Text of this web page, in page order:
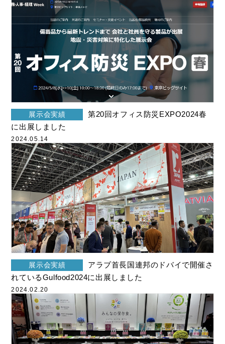
展示会実績
に出展しました
2024.05.14
展示会実績
れているGulfood2024に出展しました
2024.02.20